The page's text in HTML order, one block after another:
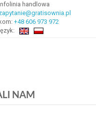
handlowa
kom: +48 606 973 972
NAM